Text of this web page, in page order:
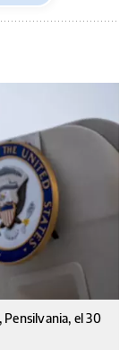
el 30